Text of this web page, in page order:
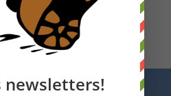
newsletters!